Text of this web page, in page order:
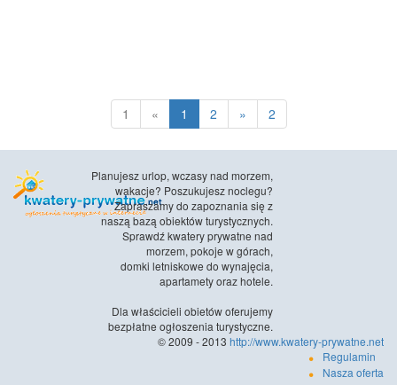
1 « 1 2 » 2
Planujesz urlop, wczasy nad morzem,
wakacje? Poszukujesz noclegu?
Zapraszamy do zapoznania się z
naszą bazą obiektów turystycznych.
Sprawdź kwatery prywatne nad
morzem, pokoje w górach,
domki letniskowe do wynajęcia,
apartamety oraz hotele.
Dla właścicieli obietów oferujemy
bezpłatne ogłoszenia turystyczne.
© 2009 - 2013 http://www.kwatery-prywatne.net
Regulamin
Nasza oferta